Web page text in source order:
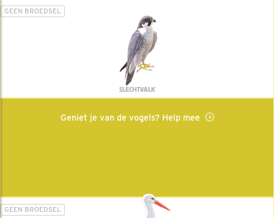
GEEN BROEDSEL
SLECHTVALK
Geniet je van de vogels? Help mee
GEEN BROEDSEL